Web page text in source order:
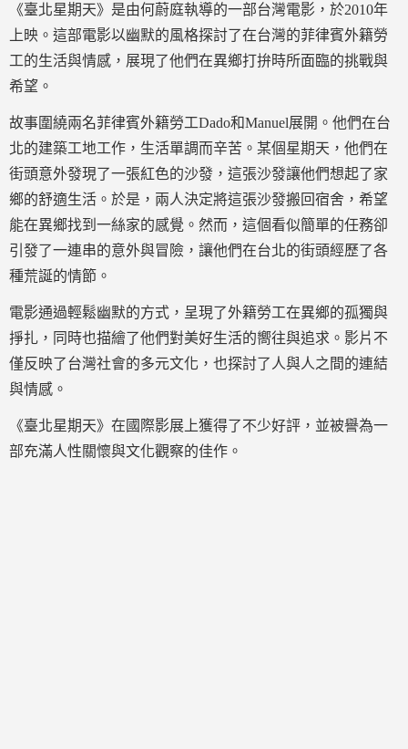
《臺北星期天》是由何蔚庭執導的一部台灣電影，於2010年
上映。這部電影以幽默的風格探討了在台灣的菲律賓外籍勞
工的生活與情感，展現了他們在異鄉打拚時所面臨的挑戰與
希望。
故事圍繞兩名菲律賓外籍勞工Dado和Manuel展開。他們在台
北的建築工地工作，生活單調而辛苦。某個星期天，他們在
街頭意外發現了一張紅色的沙發，這張沙發讓他們想起了家
鄉的舒適生活。於是，兩人決定將這張沙發搬回宿舍，希望
能在異鄉找到一絲家的感覺。然而，這個看似簡單的任務卻
引發了一連串的意外與冒險，讓他們在台北的街頭經歷了各
種荒誕的情節。
電影通過輕鬆幽默的方式，呈現了外籍勞工在異鄉的孤獨與
掙扎，同時也描繪了他們對美好生活的嚮往與追求。影片不
僅反映了台灣社會的多元文化，也探討了人與人之間的連結
與情感。
《臺北星期天》在國際影展上獲得了不少好評，並被譽為一
部充滿人性關懷與文化觀察的佳作。